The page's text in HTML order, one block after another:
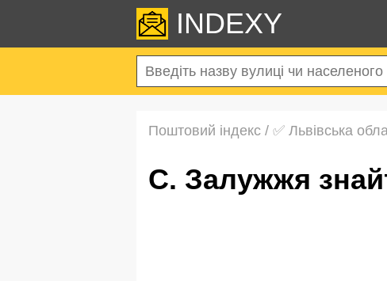
INDEXY
Поштовий індекс / ✅ Львівська
с. Залужжя